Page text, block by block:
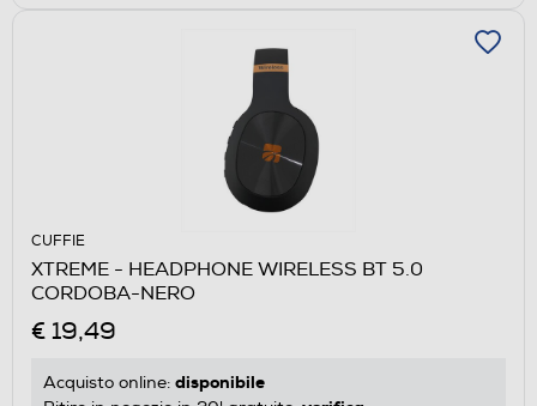
CUFFIE
XTREME - HEADPHONE WIRELESS BT 5.0
CORDOBA-NERO
€ 19,49
Acquisto online: disponibile